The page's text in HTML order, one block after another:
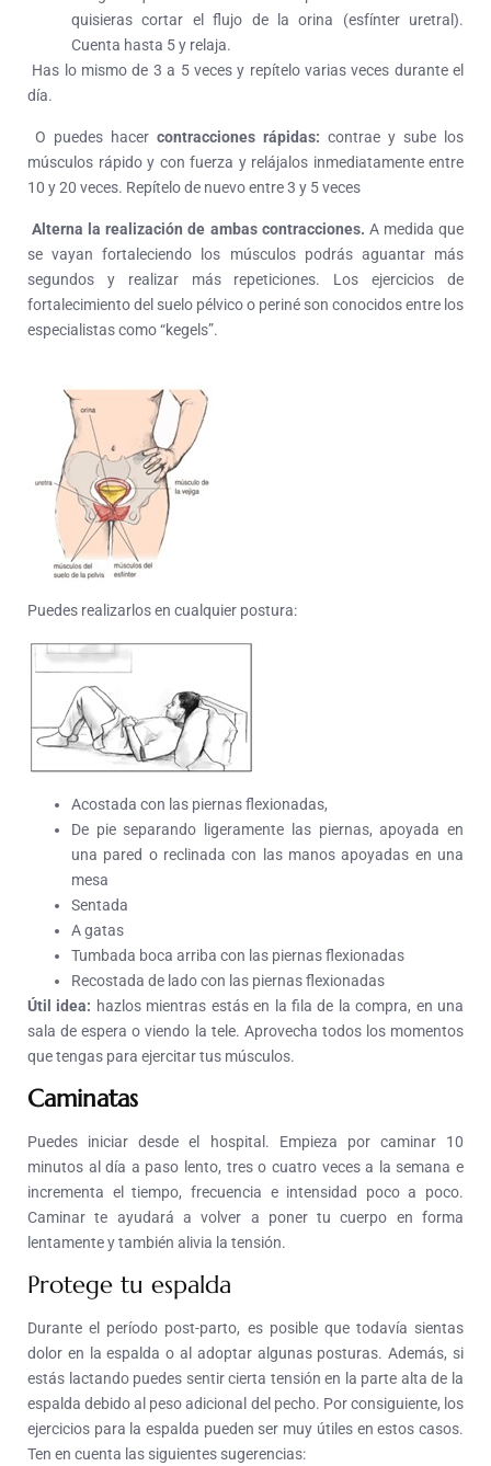
quisieras cortar el flujo de la orina (esfínter uretral).
Cuenta hasta 5 y relaja.
Has lo mismo de 3 a 5 veces y repítelo varias veces durante el
día.
O puedes hacer contracciones rápidas: contrae y sube los
músculos rápido y con fuerza y relájalos inmediatamente entre
10 y 20 veces. Repítelo de nuevo entre 3 y 5 veces
Alterna la realización de ambas contracciones. A medida que
se vayan fortaleciendo los músculos podrás aguantar más
segundos y realizar más repeticiones. Los ejercicios de
fortalecimiento del suelo pélvico o periné son conocidos entre los
especialistas como “kegels”.
Puedes realizarlos en cualquier postura:
Acostada con las piernas flexionadas,
De pie separando ligeramente las piernas, apoyada en
una pared o reclinada con las manos apoyadas en una
mesa
Sentada
A gatas
Tumbada boca arriba con las piernas flexionadas
Recostada de lado con las piernas flexionadas
Útil idea: hazlos mientras estás en la fila de la compra, en una
sala de espera o viendo la tele. Aprovecha todos los momentos
que tengas para ejercitar tus músculos.
Caminatas
Puedes iniciar desde el hospital. Empieza por caminar 10
minutos al día a paso lento, tres o cuatro veces a la semana e
incrementa el tiempo, frecuencia e intensidad poco a poco.
Caminar te ayudará a volver a poner tu cuerpo en forma
lentamente y también alivia la tensión.
Protege tu espalda
Durante el período post-parto, es posible que todavía sientas
dolor en la espalda o al adoptar algunas posturas. Además, si
estás lactando puedes sentir cierta tensión en la parte alta de la
espalda debido al peso adicional del pecho. Por consiguiente, los
ejercicios para la espalda pueden ser muy útiles en estos casos.
Ten en cuenta las siguientes sugerencias: